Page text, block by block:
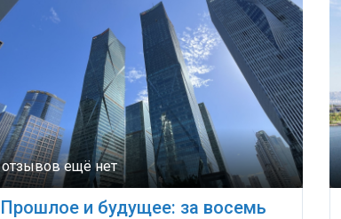
Прошлое и будущее: за восемь